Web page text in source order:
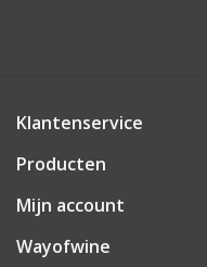
Klantenservice
Producten
Mijn account
Wayofwine